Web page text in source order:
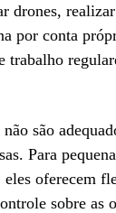
drones,
por conta
trabalho
são
Para
eles oferecem
sobre as